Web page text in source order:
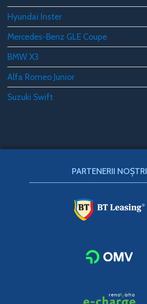
Hyundai Inster
Mercedes-Benz GLE Coupe
BMW X3
Alfa Romeo Junior
Suzuki Swift
PARTENERII NOȘTRI